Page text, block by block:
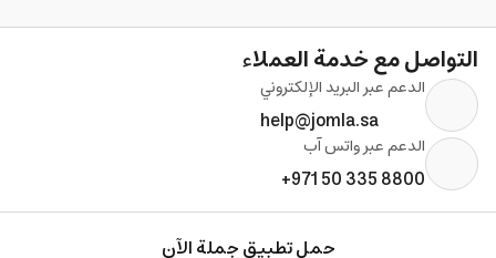
التواصل مع خدمة العملاء
الدعم عبر البريد الإلكتروني
help@jomla.sa
الدعم عبر واتس آب
+971 50 335 8800
حمل تطبيق جملة الآن